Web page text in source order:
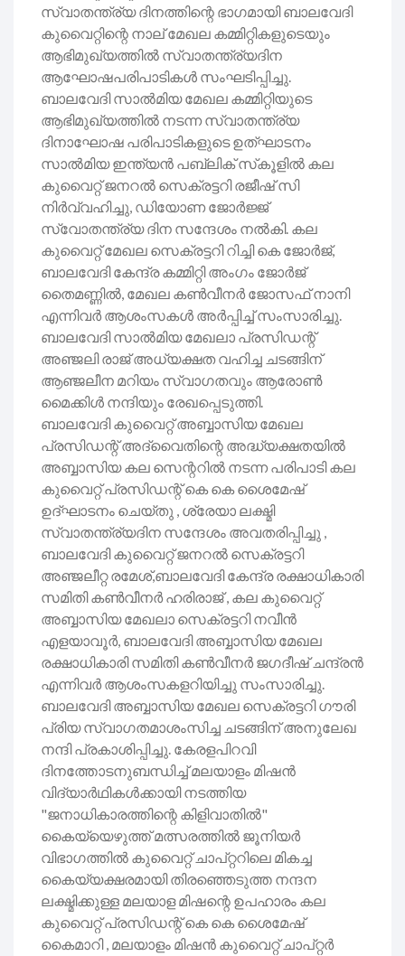
സ്വാതന്ത്ര്യ ദിനത്തിന്റെ ഭാഗമായി ബാലവേദി
കുവൈറ്റിന്റെ നാല് മേഖല കമ്മിറ്റികളുടെയും
ആഭിമുഖ്യത്തിൽ സ്വാതന്ത്ര്യദിന
ആഘോഷപരിപാടികൾ സംഘടിപ്പിച്ചു.
ബാലവേദി സാൽമിയ മേഖല കമ്മിറ്റിയുടെ
ആഭിമുഖ്യത്തിൽ നടന്ന സ്വാതന്ത്ര്യ
ദിനാഘോഷ പരിപാടികളുടെ ഉത്‌ഘാടനം
സാൽമിയ ഇന്ത്യൻ പബ്ലിക് സ്‌കൂളിൽ കല
കുവൈറ്റ് ജനറൽ സെക്രട്ടറി രജീഷ് സി
നിർവ്വഹിച്ചു, ഡിയോണ ജോർജ്ജ്
സ്വോതന്ത്ര്യ ദിന സന്ദേശം നൽകി. കല
കുവൈറ്റ് മേഖല സെക്രട്ടറി റിച്ചി കെ ജോർജ്,
ബാലവേദി കേന്ദ്ര കമ്മിറ്റി അംഗം ജോർജ്
തൈമണ്ണിൽ, മേഖല കൺവീനർ ജോസഫ് നാനി
എന്നിവർ ആശംസകൾ അർപ്പിച്ച് സംസാരിച്ചു.
ബാലവേദി സാൽമിയ മേഖലാ പ്രസിഡന്റ്
അഞ്ജലി രാജ് അധ്യക്ഷത വഹിച്ച ചടങ്ങിന്
ആഞ്ജലീന മറിയം സ്വാഗതവും ആരോൺ
മൈക്കിൾ നന്ദിയും രേഖപ്പെടുത്തി.
ബാലവേദി കുവൈറ്റ് അബ്ബാസിയ മേഖല
പ്രസിഡന്റ് അദ്വൈതിന്റെ അദ്ധ്യക്ഷതയിൽ
അബ്ബാസിയ കല സെന്ററിൽ നടന്ന പരിപാടി കല
കുവൈറ്റ് പ്രസിഡന്റ് കെ കെ ശൈമേഷ്
ഉദ്‌ഘാടനം ചെയ്തു , ശ്രേയാ ലക്ഷ്മി
സ്വാതന്ത്ര്യദിന സന്ദേശം അവതരിപ്പിച്ചു ,
ബാലവേദി കുവൈറ്റ്‌ ജനറൽ സെക്രട്ടറി
അഞ്ജലീറ്റ രമേശ്‌,ബാലവേദി കേന്ദ്ര രക്ഷാധികാരി
സമിതി കൺവീനർ ഹരിരാജ് , കല കുവൈറ്റ്
അബ്ബാസിയ മേഖലാ സെക്രട്ടറി നവീൻ
എളയാവൂർ, ബാലവേദി അബ്ബാസിയ മേഖല
രക്ഷാധികാരി സമിതി കൺവീനർ ജഗദീഷ്‌ ചന്ദ്രൻ
എന്നിവർ ആശംസകളറിയിച്ചു സംസാരിച്ചു.
ബാലവേദി അബ്ബാസിയ മേഖല സെക്രട്ടറി ഗൗരി
പ്രിയ സ്വാഗതമാശംസിച്ച ചടങ്ങിന് അനുലേഖ
നന്ദി പ്രകാശിപ്പിച്ചു. കേരളപിറവി
ദിനത്തോടനുബന്ധിച്ച് മലയാളം മിഷൻ
വിദ്യാർഥികൾക്കായി നടത്തിയ
"ജനാധികാരത്തിന്റെ കിളിവാതിൽ"
കൈയ്യെഴുത്ത് മത്സരത്തിൽ ജൂനിയർ
വിഭാഗത്തിൽ കുവൈറ്റ് ചാപ്റ്ററിലെ മികച്ച
കൈയ്യക്ഷരമായി തിരഞ്ഞെടുത്ത നന്ദന
ലക്ഷ്മിക്കുള്ള മലയാള മിഷന്റെ ഉപഹാരം കല
കുവൈറ്റ് പ്രസിഡന്റ് കെ കെ ശൈമേഷ്
കൈമാറി , മലയാളം മിഷൻ കുവൈറ്റ് ചാപ്റ്റർ